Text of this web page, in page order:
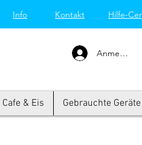
Info Kontakt Hilfe-
von Westend-Elektro
Anmelden
Cafe & Eis Gebrauchte Geräte